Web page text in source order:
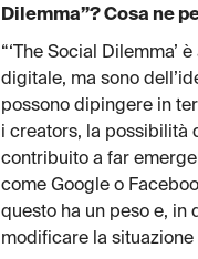
Dilemma”? Cosa ne
“‘The Social Dilemma’
digitale, ma sono
possono dipingere in
i creators, la possibilità
contribuito a far
come Google o
questo ha un peso e, in
modificare la situazione